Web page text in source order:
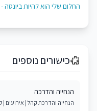
החלום שלי הוא להיות
כישורים נוספים
הנחייה והדרכה
הנחייה והדרכת קהל | אירועים |